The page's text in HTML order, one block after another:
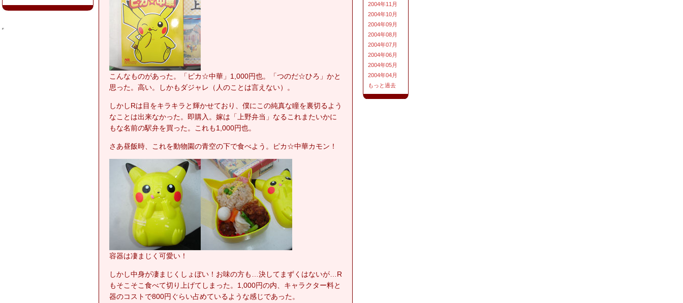
こんなものがあった。「ピカ☆中華」1,000円也。「つのだ☆ひろ」かと
思った。高い。しかもダジャレ（人のことは言えない）。
しかしRは目をキラキラと輝かせており、僕にこの純真な瞳を裏切るよう
なことは出来なかった。即購入。嫁は「上野弁当」なるこれまたいかに
もな名前の駅弁を買った。これも1,000円也。
さあ昼飯時、これを動物園の青空の下で食べよう。ピカ☆中華カモン！
容器は凄まじく可愛い！
しかし中身が凄まじくしょぼい！お味の方も…決してまずくはないが…R
もそこそこ食べて切り上げてしまった。1,000円の内、キャラクター料と
器のコストで800円ぐらい占めているような感じであった。
2004年11月
2004年10月
2004年09月
2004年08月
2004年07月
2004年06月
2004年05月
2004年04月
もっと過去